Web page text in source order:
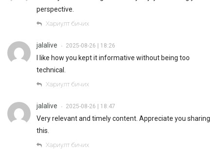
perspective.
Хариулт бичих
jalalive • 2025-08-26 | 18:26
I like how you kept it informative without being too
technical.
Хариулт бичих
jalalive • 2025-08-26 | 18:47
Very relevant and timely content. Appreciate you sharing
this.
Хариулт бичих